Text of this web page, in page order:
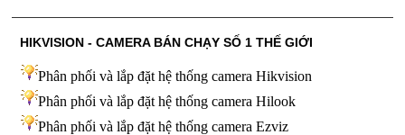
HIKVISION - CAMERA BÁN CHẠY SỐ 1 THẾ GIỚI
Phân phối và lắp đặt hệ thống camera Hikvision
Phân phối và lắp đặt hệ thống camera Hilook
Phân phối và lắp đặt hệ thống camera Ezviz